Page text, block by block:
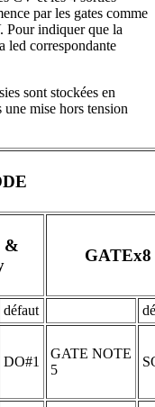
par les gates comme
Pour indiquer que la
led correspondante
sont stockées en
mise hors tension
&
GATEx8
défaut
DO#1
GATE NOTE
5